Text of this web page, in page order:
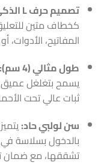
تصميم حرف L الذكي:
كخطاف متين
المفاتيح،
طول مثالي (4 سم):
يسمح بتغلغل
ثبات عالي تحت
سن لولبي حاد:
بالدخول بسلاسة
تشققها، مع ضمان